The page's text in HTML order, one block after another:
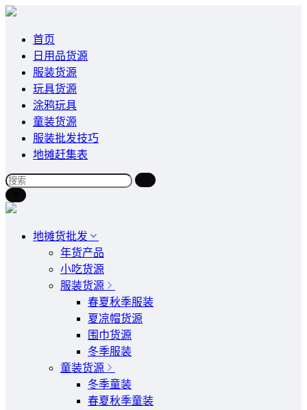
首页
日用品货源
服装货源
玩具货源
涂鸦玩具
童装货源
服装批发技巧
地摊赶集表
地摊货批发
年货产品
小吃货源
服装货源
春夏秋季服装
夏凉帽货源
围巾货源
冬季服装
童装货源
冬季童装
春夏秋季童装